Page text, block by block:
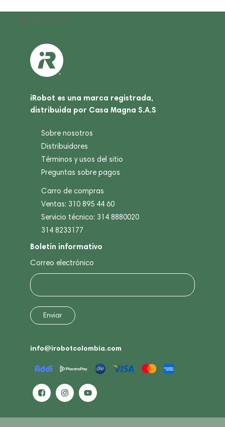
Navegación
entradas
Previous
Roomba R614
iRobot es una marca registrada,
distribuida por Casa Magna S.A.S
Sobre nosotros
Distribuidores
Términos y usos del sitio
Preguntas sobre pagos
Carro de compras
Ventas: 310 895 44 60
Servicio técnico: 314 8880020
314 8233177
Boletín informativo
Correo electrónico
info@irobotcolombia.com